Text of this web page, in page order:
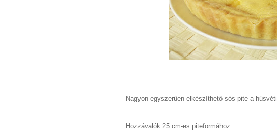
Nagyon egyszerűen elkészíthető sós pite a
Hozzávalók 25 cm-es piteformához